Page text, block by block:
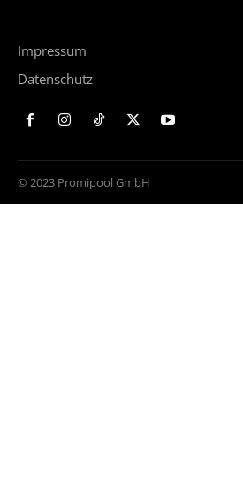
Impressum
Datenschutz
© 2023 Promipool GmbH